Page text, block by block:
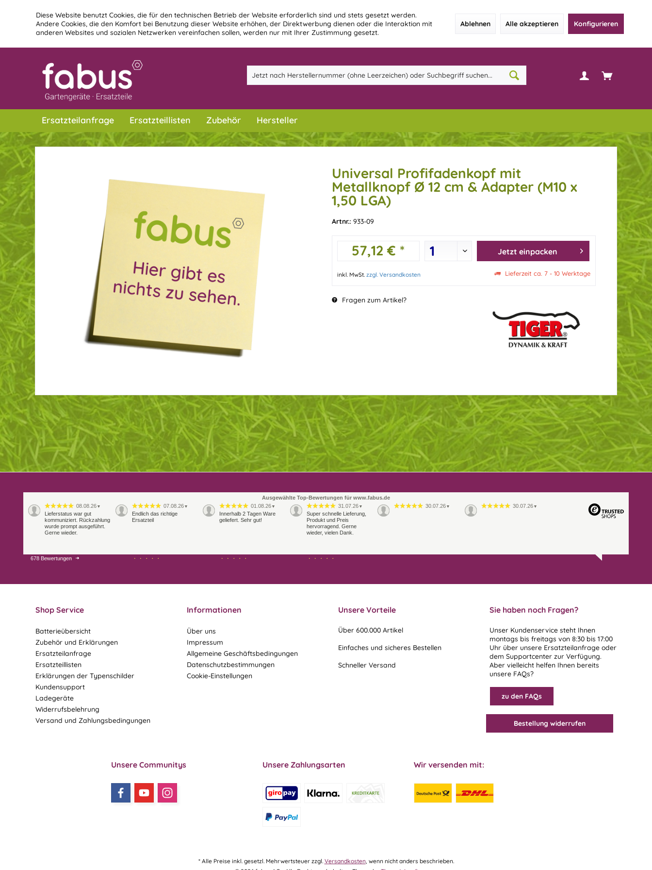
Diese Website benutzt Cookies, die für den technischen Betrieb der Website erforderlich sind und stets gesetzt werden.
Andere Cookies, die den Komfort bei Benutzung dieser Website erhöhen, der Direktwerbung dienen oder die Interaktion mit
anderen Websites und sozialen Netzwerken vereinfachen sollen, werden nur mit Ihrer Zustimmung gesetzt.
Ablehnen Alle akzeptieren Konfigurieren
Ersatzteilanfrage Ersatzteillisten Zubehör Hersteller
Universal Profifadenkopf mit
Metallknopf Ø 12 cm & Adapter (M10 x
1,50 LGA)
Artnr.: 933-09
57,12 € * Jetzt einpacken
inkl. MwSt. zzgl. Versandkosten Lieferzeit ca. 7 - 10 Werktage
Fragen zum Artikel?
Ausgewählte Top-Bewertungen für www.fabus.de
08.08.26 ▼
Lieferstatus war gut
kommuniziert. Rückzahlung
wurde prompt ausgeführt.
Gerne wieder.
07.08.26 ▼
Endlich das richtige
Ersatzteil
01.08.26 ▼
Innerhalb 2 Tagen Ware
geliefert. Sehr gut!
31.07.26 ▼
Super schnelle Lieferung,
Produkt und Preis
hervorragend. Gerne
wieder, vielen Dank.
30.07.26 ▼ 30.07.26 ▼
29.07.26
678 Bewertungen
Shop Service
Batterieübersicht
Zubehör und Erklärungen
Ersatzteilanfrage
Ersatzteillisten
Erklärungen der Typenschilder
Kundensupport
Ladegeräte
Widerrufsbelehrung
Versand und Zahlungsbedingungen
Informationen
Über uns
Impressum
Allgemeine Geschäftsbedingungen
Datenschutzbestimmungen
Cookie-Einstellungen
Unsere Vorteile
Über 600.000 Artikel
Einfaches und sicheres Bestellen
Schneller Versand
Sie haben noch Fragen?
Unser Kundenservice steht Ihnen
montags bis freitags von 8:30 bis 17:00
Uhr über unsere Ersatzteilanfrage oder
dem Supportcenter zur Verfügung.
Aber vielleicht helfen Ihnen bereits
unsere FAQs?
zu den FAQs
Bestellung widerrufen
Unsere Communitys Unsere Zahlungsarten Wir versenden mit:
* Alle Preise inkl. gesetzl. Mehrwertsteuer zzgl. Versandkosten, wenn nicht anders beschrieben.